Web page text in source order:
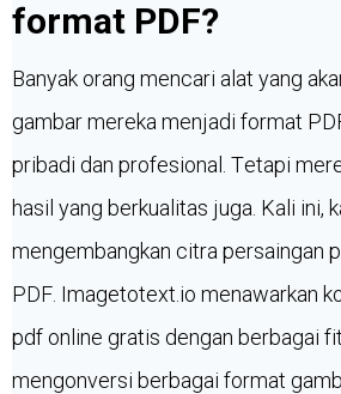
format PDF?
Banyak orang mencari alat yang
gambar mereka menjadi format
pribadi dan profesional. Tetapi
hasil yang berkualitas juga. Kali ini,
mengembangkan citra persaingan
PDF. Imagetotext.io menawarkan
pdf online gratis dengan berbagai
mengonversi berbagai format